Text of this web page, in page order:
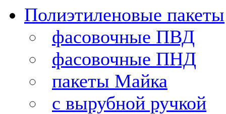
Полиэтиленовые пакеты
фасовочные ПВД
фасовочные ПНД
пакеты Майка
с вырубной ручкой